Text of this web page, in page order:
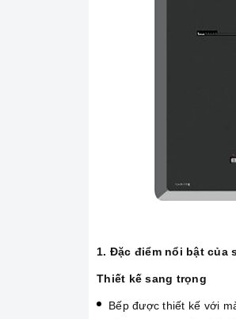
1. Đặc điểm nổi bật của
Thiết kế sang trọng
Bếp được thiết kế với